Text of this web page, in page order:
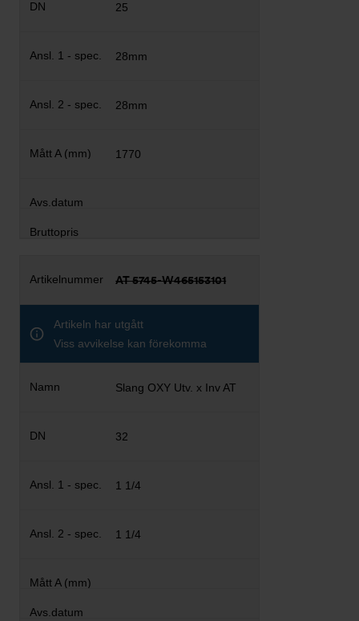
25
28mm
28mm
1770
AT 5745-W465153101
Artikeln har utgått
Viss avvikelse kan förekomma
Slang OXY Utv. x Inv AT
32
1 1/4
1 1/4